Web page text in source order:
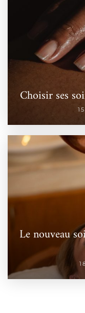
Choisir ses
Le nouveau